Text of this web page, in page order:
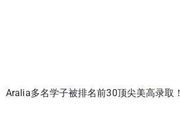
Aralia多名学子被排名前30顶尖美高录取！